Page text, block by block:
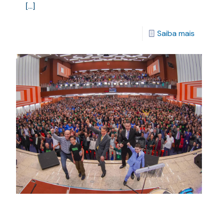
[…]
Saiba mais